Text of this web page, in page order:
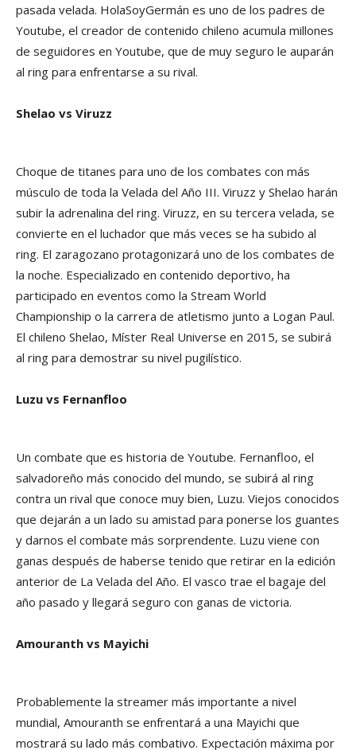
pasada velada. HolaSoyGermán es uno de los padres de
Youtube, el creador de contenido chileno acumula millones
de seguidores en Youtube, que de muy seguro le auparán
al ring para enfrentarse a su rival.
Shelao vs Viruzz
Choque de titanes para uno de los combates con más
músculo de toda la Velada del Año III. Viruzz y Shelao harán
subir la adrenalina del ring. Viruzz, en su tercera velada, se
convierte en el luchador que más veces se ha subido al
ring. El zaragozano protagonizará uno de los combates de
la noche. Especializado en contenido deportivo, ha
participado en eventos como la Stream World
Championship o la carrera de atletismo junto a Logan Paul.
El chileno Shelao, Míster Real Universe en 2015, se subirá
al ring para demostrar su nivel pugilístico.
Luzu vs Fernanfloo
Un combate que es historia de Youtube. Fernanfloo, el
salvadoreño más conocido del mundo, se subirá al ring
contra un rival que conoce muy bien, Luzu. Viejos conocidos
que dejarán a un lado su amistad para ponerse los guantes
y darnos el combate más sorprendente. Luzu viene con
ganas después de haberse tenido que retirar en la edición
anterior de La Velada del Año. El vasco trae el bagaje del
año pasado y llegará seguro con ganas de victoria.
Amouranth vs Mayichi
Probablemente la streamer más importante a nivel
mundial, Amouranth se enfrentará a una Mayichi que
mostrará su lado más combativo. Expectación máxima por